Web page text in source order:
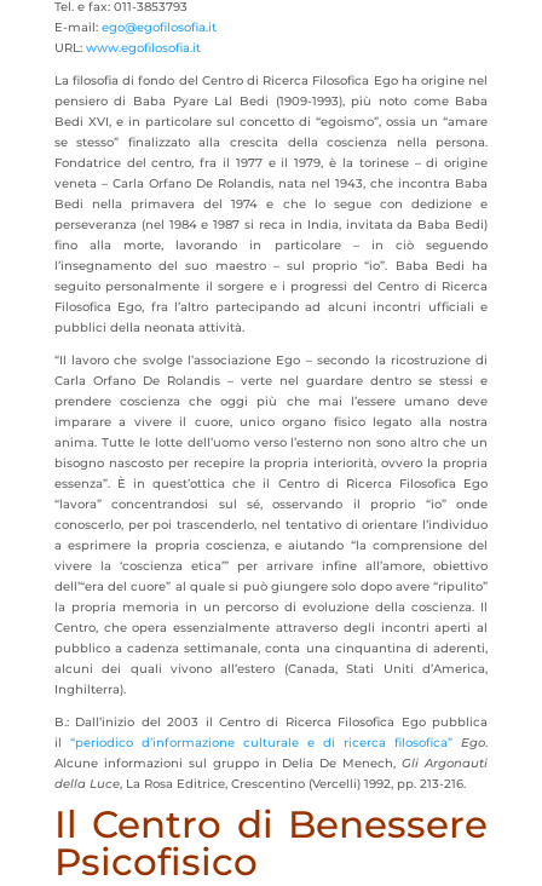
Tel. e fax: 011-3853793
E-mail: ego@egofilosofia.it
URL: www.egofilosofia.it
La filosofia di fondo del Centro di Ricerca Filosofica Ego ha origine nel
pensiero di Baba Pyare Lal Bedi (1909-1993), più noto come Baba
Bedi XVI, e in particolare sul concetto di “egoismo”, ossia un “amare
se stesso” finalizzato alla crescita della coscienza nella persona.
Fondatrice del centro, fra il 1977 e il 1979, è la torinese – di origine
veneta – Carla Orfano De Rolandis, nata nel 1943, che incontra Baba
Bedi nella primavera del 1974 e che lo segue con dedizione e
perseveranza (nel 1984 e 1987 si reca in India, invitata da Baba Bedi)
fino alla morte, lavorando in particolare – in ciò seguendo
l’insegnamento del suo maestro – sul proprio “io”. Baba Bedi ha
seguito personalmente il sorgere e i progressi del Centro di Ricerca
Filosofica Ego, fra l’altro partecipando ad alcuni incontri ufficiali e
pubblici della neonata attività.
“Il lavoro che svolge l’associazione Ego – secondo la ricostruzione di
Carla Orfano De Rolandis – verte nel guardare dentro se stessi e
prendere coscienza che oggi più che mai l’essere umano deve
imparare a vivere il cuore, unico organo fisico legato alla nostra
anima. Tutte le lotte dell’uomo verso l’esterno non sono altro che un
bisogno nascosto per recepire la propria interiorità, ovvero la propria
essenza”. È in quest’ottica che il Centro di Ricerca Filosofica Ego
“lavora” concentrandosi sul sé, osservando il proprio “io” onde
conoscerlo, per poi trascenderlo, nel tentativo di orientare l’individuo
a esprimere la propria coscienza, e aiutando “la comprensione del
vivere la ‘coscienza etica’” per arrivare infine all’amore, obiettivo
dell’“era del cuore” al quale si può giungere solo dopo avere “ripulito”
la propria memoria in un percorso di evoluzione della coscienza. Il
Centro, che opera essenzialmente attraverso degli incontri aperti al
pubblico a cadenza settimanale, conta una cinquantina di aderenti,
alcuni dei quali vivono all’estero (Canada, Stati Uniti d’America,
Inghilterra).
B.: Dall’inizio del 2003 il Centro di Ricerca Filosofica Ego pubblica
il “periodico d’informazione culturale e di ricerca filosofica” Ego.
Alcune informazioni sul gruppo in Delia De Menech,Gli Argonauti
della Luce, La Rosa Editrice, Crescentino (Vercelli) 1992, pp. 213-216.
Il Centro di Benessere
Psicofisico